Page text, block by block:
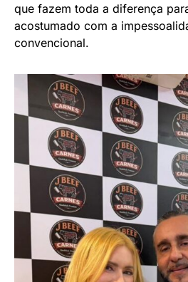
que fazem toda a diferença
acostumado com a
convencional.